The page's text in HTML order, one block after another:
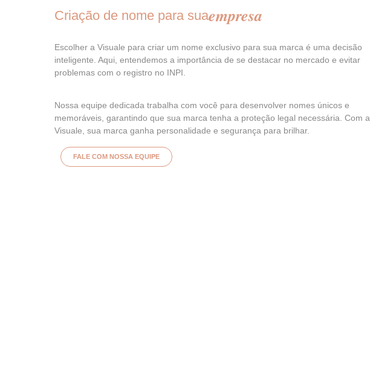
Criação de nome para suaempresa
Escolher a Visuale para criar um nome exclusivo para sua marca é uma decisão
inteligente. Aqui, entendemos a importância de se destacar no mercado e evitar
problemas com o registro no INPI.
Nossa equipe dedicada trabalha com você para desenvolver nomes únicos e
memoráveis, garantindo que sua marca tenha a proteção legal necessária. Com a
Visuale, sua marca ganha personalidade e segurança para brilhar.
FALE COM NOSSA EQUIPE